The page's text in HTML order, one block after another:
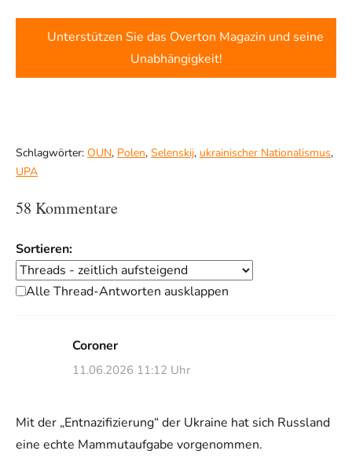
Unterstützen Sie das Overton Magazin und seine
Unabhängigkeit!
Schlagwörter: OUN, Polen, Selenskij, ukrainischer Nationalismus,
UPA
58 Kommentare
Sortieren:
Alle Thread-Antworten ausklappen
Coroner
11.06.2026 11:12 Uhr
Mit der „Entnazifizierung“ der Ukraine hat sich Russland
eine echte Mammutaufgabe vorgenommen.